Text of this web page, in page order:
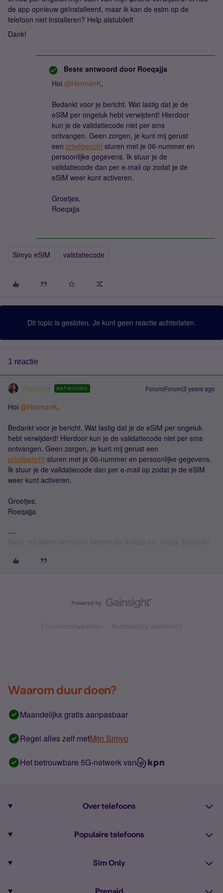
de app opnieuw geïnstalleerd, maar ik kan de esim op de
telefoon niet installeren? Help alstublieft
Dank!
Beste antwoord door Roeqajja
Hoi @HermanK,
Bedankt voor je bericht. Wat lastig dat je de
eSIM per ongeluk hebt verwijderd! Hierdoor
kun je de validatiecode niet per sms
ontvangen. Geen zorgen, je kunt mij gerust
een privébericht sturen met je 06-nummer en
persoonlijke gegevens. Ik stuur je de
validatiecode dan per e-mail op zodat je de
eSIM weer kunt activeren.
Groetjes,
Roeqajja
Simyo eSIM validatiecode
Dit topic is gesloten. Je kunt geen reactie achterlaten.
1 reactie
Roeqajja ANTWOORD Forum|Forum|3 years ago
Hoi @HermanK,
Bedankt voor je bericht. Wat lastig dat je de eSIM per ongeluk
hebt verwijderd! Hierdoor kun je de validatiecode niet per sms
ontvangen. Geen zorgen, je kunt mij gerust een
privébericht sturen met je 06-nummer en persoonlijke gegevens.
Ik stuur je de validatiecode dan per e-mail op zodat je de eSIM
weer kunt activeren.
Groetjes,
Roeqajja
Forumvoorwaarden Accessibility statement
Waarom duur doen?
Maandelijks gratis aanpasbaar
Regel alles zelf metMijn Simyo
Het betrouwbare 5G-netwerk van
Over telefoons
Alle telefoons
Populaire telefoons
Sim Only
Prepaid